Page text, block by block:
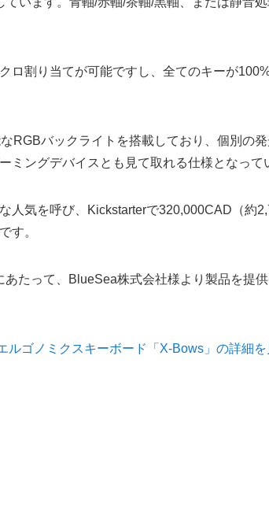
ロ割り当てが可能ですし、全てのキーが
RGBバックライトを搭載しており、個別の
ングデバイスとも見て取れる仕様となって
人気を呼び、Kickstarterで320,000CAD（約
す。
たって、BlueSea株式会社様より製品を提
ルゴノミクスキーボード「X-Bows」の詳細を